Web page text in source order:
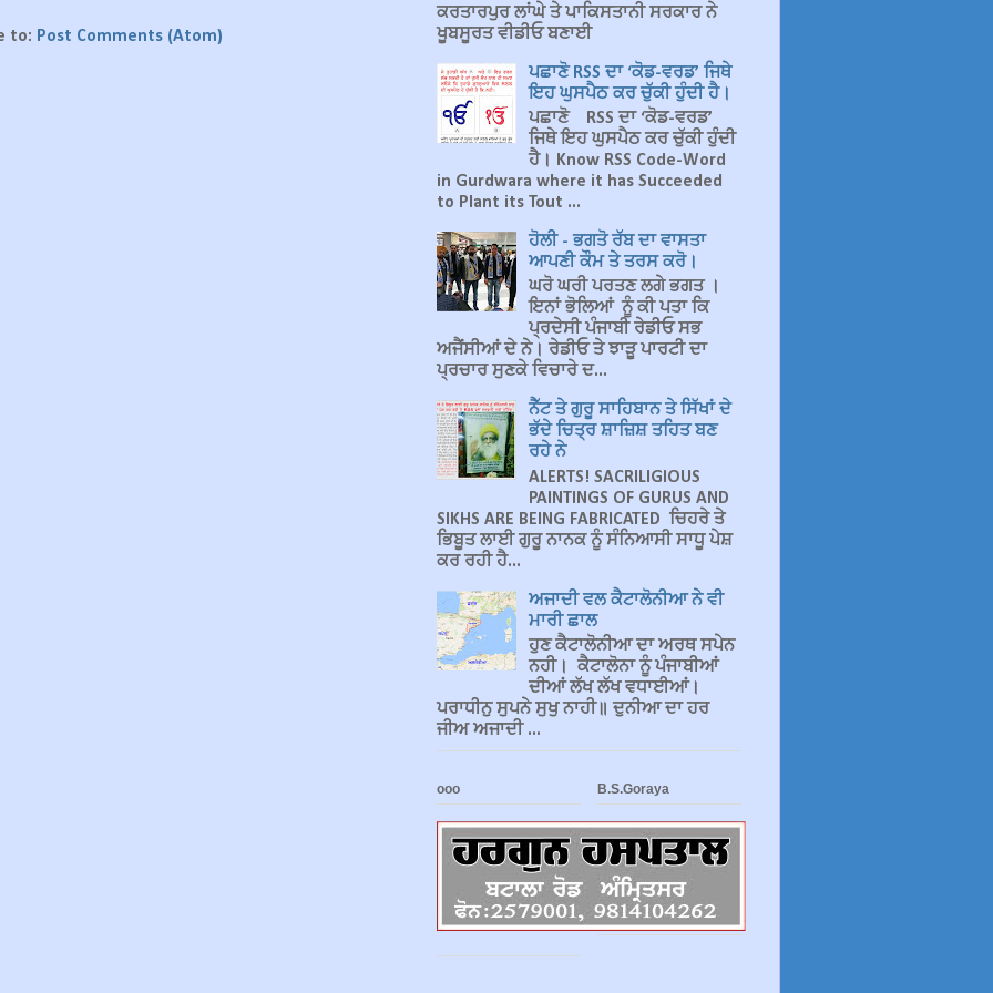
to: Post Comments (Atom)
ਕਰਤਾਰਪੁਰ ਲਾਂਘੇ ਤੇ ਪਾਕਿਸਤਾਨੀ ਸਰਕਾਰ ਨੇ
ਖੂਬਸੂਰਤ ਵੀਡੀਓ ਬਣਾਈ
ਪਛਾਣੋ RSS ਦਾ ‘ਕੋਡ-ਵਰਡ’ ਜਿਥੇ
ਇਹ ਘੁਸਪੈਠ ਕਰ ਚੁੱਕੀ ਹੁੰਦੀ ਹੈ।
ਪਛਾਣੋ RSS ਦਾ ‘ਕੋਡ-ਵਰਡ’
ਜਿਥੇ ਇਹ ਘੁਸਪੈਠ ਕਰ ਚੁੱਕੀ ਹੁੰਦੀ
ਹੈ। Know RSS Code-Word
in Gurdwara where it has Succeeded
to Plant its Tout ...
ਹੋਲੀ - ਭਗਤੋ ਰੱਬ ਦਾ ਵਾਸਤਾ
ਆਪਣੀ ਕੌਮ ਤੇ ਤਰਸ ਕਰੋ।
ਘਰੋ ਘਰੀ ਪਰਤਣ ਲਗੇ ਭਗਤ ।
ਇਨਾਂ ਭੋਲਿਆਂ ਨੂੰ ਕੀ ਪਤਾ ਕਿ
ਪ੍ਰਦੇਸੀ ਪੰਜਾਬੀ ਰੇਡੀਓ ਸਭ
ਅਜੈਂਸੀਆਂ ਦੇ ਨੇ। ਰੇਡੀਓ ਤੇ ਝਾੜੂ ਪਾਰਟੀ ਦਾ
ਪ੍ਰਚਾਰ ਸੁਣਕੇ ਵਿਚਾਰੇ ਦ...
ਨੈੱਟ ਤੇ ਗੁਰੂ ਸਾਹਿਬਾਨ ਤੇ ਸਿੱਖਾਂ ਦੇ
ਭੱਦੇ ਚਿਤ੍ਰ ਸ਼ਾਜ਼ਿਸ਼ ਤਹਿਤ ਬਣ
ਰਹੇ ਨੇ
ALERTS! SACRILIGIOUS
PAINTINGS OF GURUS AND
SIKHS ARE BEING FABRICATED ਚਿਹਰੇ ਤੇ
ਭਿਬੂਤ ਲਾਈ ਗੁਰੂ ਨਾਨਕ ਨੂੰ ਸੰਨਿਆਸੀ ਸਾਧੂ ਪੇਸ਼
ਕਰ ਰਹੀ ਹੈ...
ਅਜਾਦੀ ਵਲ ਕੈਟਾਲੋਨੀਆ ਨੇ ਵੀ
ਮਾਰੀ ਛਾਲ
ਹੁਣ ਕੈਟਾਲੋਨੀਆ ਦਾ ਅਰਥ ਸਪੇਨ
ਨਹੀ। ਕੈਟਾਲੋਨਾ ਨੂੰ ਪੰਜਾਬੀਆਂ
ਦੀਆਂ ਲੱਖ ਲੱਖ ਵਧਾਈਆਂ।
ਪਰਾਧੀਨੁ ਸੁਪਨੇ ਸੁਖੁ ਨਾਹੀ॥ ਦੁਨੀਆ ਦਾ ਹਰ
ਜੀਅ ਅਜਾਦੀ ...
ooo B.S.Goraya